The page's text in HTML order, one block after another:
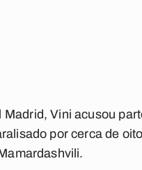
Vini acusou
por cerca de